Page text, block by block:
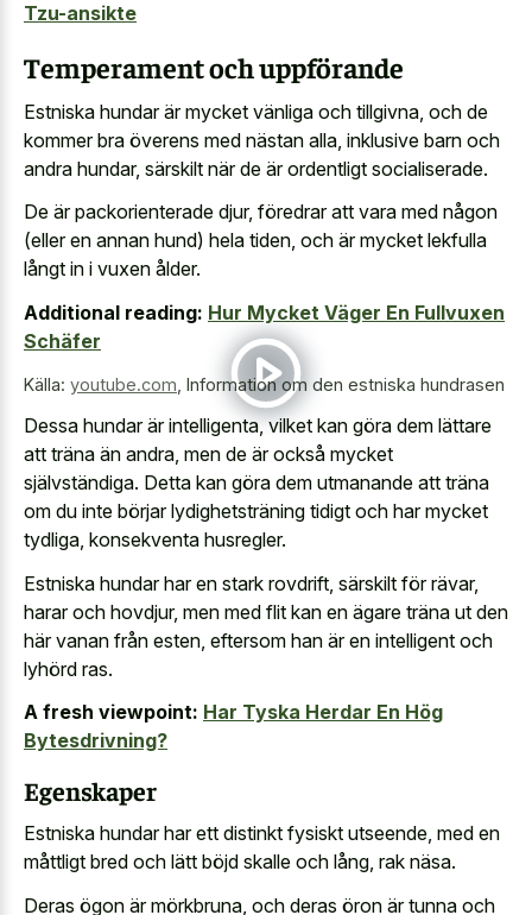
Tzu-ansikte
Temperament och uppförande
Estniska hundar är mycket vänliga och tillgivna, och de
kommer bra överens med nästan alla, inklusive barn och
andra hundar, särskilt när de är ordentligt socialiserade.
De är packorienterade djur, föredrar att vara med någon
(eller en annan hund) hela tiden, och är mycket lekfulla
långt in i vuxen ålder.
Additional reading: Hur Mycket Väger En Fullvuxen
Schäfer
Källa: youtube.com Information om den estniska hundrasen
Dessa hundar är intelligenta, vilket kan göra dem lättare
att träna än andra, men de är också mycket
självständiga. Detta kan göra dem utmanande att träna
om du inte börjar lydighetsträning tidigt och har mycket
tydliga, konsekventa husregler.
Estniska hundar har en stark rovdrift, särskilt för rävar,
harar och hovdjur, men med flit kan en ägare träna ut den
här vanan från esten, eftersom han är en intelligent och
lyhörd ras.
A fresh viewpoint: Har Tyska Herdar En Hög
Bytesdrivning?
Egenskaper
Estniska hundar har ett distinkt fysiskt utseende, med en
måttligt bred och lätt böjd skalle och lång, rak näsa.
Deras ögon är mörkbruna, och deras öron är tunna och